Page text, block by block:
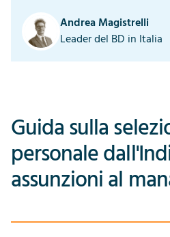
Andrea Magistrelli
Leader del BD in Italia
Guida sulla
personale
assunzioni al